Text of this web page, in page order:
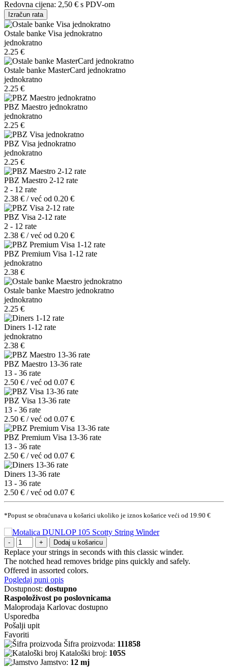
Redovna cijena: 2,50 € s PDV-om
Izračun rata
Ostale banke Visa jednokratno
jednokratno
2.25 €
Ostale banke MasterCard jednokratno
jednokratno
2.25 €
PBZ Maestro jednokratno
jednokratno
2.25 €
PBZ Visa jednokratno
jednokratno
2.25 €
PBZ Maestro 2-12 rate
2 - 12 rate
2.38 € / već od 0.20 €
PBZ Visa 2-12 rate
2 - 12 rate
2.38 € / već od 0.20 €
PBZ Premium Visa 1-12 rate
jednokratno
2.38 €
Ostale banke Maestro jednokratno
jednokratno
2.25 €
Diners 1-12 rate
jednokratno
2.38 €
PBZ Maestro 13-36 rate
13 - 36 rate
2.50 € / već od 0.07 €
PBZ Visa 13-36 rate
13 - 36 rate
2.50 € / već od 0.07 €
PBZ Premium Visa 13-36 rate
13 - 36 rate
2.50 € / već od 0.07 €
Diners 13-36 rate
13 - 36 rate
2.50 € / već od 0.07 €
*Popust se obraćunava u košarici ukoliko je iznos košarice veći od 19.90 €
Dodaj u košaricu
Replace your strings in seconds with this classic winder.
The notched head removes bridge pins quickly and safely.
Offered in assorted colors.
Pogledaj puni opis
Dostupnost: dostupno
Raspoloživost po poslovnicama
Maloprodaja Karlovac dostupno
Usporedba
Pošalji upit
Favoriti
Šifra proizvoda: 111858
Kataloški broj: 105S
Jamstvo: 12 mj